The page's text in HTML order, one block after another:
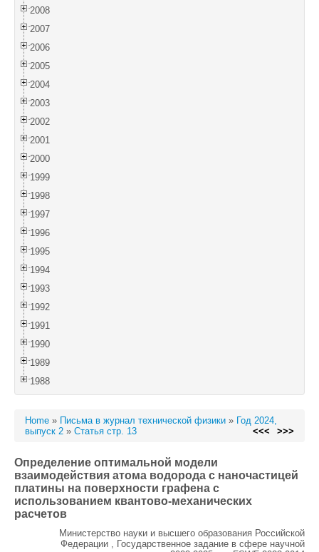
2008
2007
2006
2005
2004
2003
2002
2001
2000
1999
1998
1997
1996
1995
1994
1993
1992
1991
1990
1989
1988
Home » Письма в журнал технической физики » Год 2024,
выпуск 2 » Статья стр. 13 <<< >>>
Определение оптимальной модели
взаимодействия атома водорода с наночастицей
платины на поверхности графена с
использованием квантово-механических
расчетов
Министерство науки и высшего образования Российской
Федерации , Государственное задание в сфере научной